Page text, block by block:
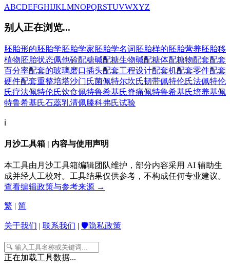
ABCDEFGHIJKLMNOPQRSTUVWXYZ
别人正在浏览...
胚胎形的胚胎学胚胎学家胚胎学名词胚胎样的胚胎营养胚胎移
植物胚胎状态佩他硷配糖碱配糖生物碱配糖体配糖物配套配套
百分率配套的玻璃磨口插头配套工程设计配套机配套零件配套
硬件配套重整培塔沙门氏菌佩特尔坎氏韧带佩特伦氏法佩特伦
氏疗法佩特伦氏饮食佩特鲁希基氏脊痛佩特鲁希基氏培养基佩
特鲁希基氏石蕊乳清佩滕科弗氏试验
ℹ️
月沙工具箱 | 内容与使用声明
本工具由月沙工具箱编辑团队维护，部分内容采用 AI 辅助生
成并经人工校对。工具结果仅供参考，不构成任何专业建议。
查看编辑政策与参考来源 →
繁 简
关于我们 联系我们 🛡️隐私政策
正在加载工具数据...